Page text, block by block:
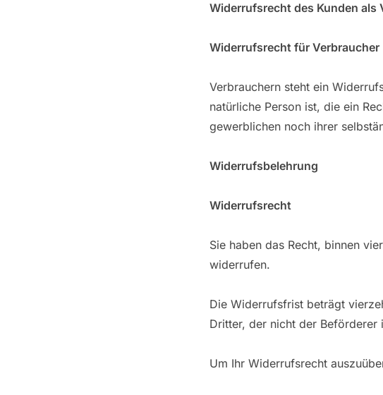
Widerrufsrecht des Kunden als
Widerrufsrecht für Verbraucher
Verbrauchern steht ein
natürliche Person ist, die ein
gewerblichen noch ihrer
Widerrufsbelehrung
Widerrufsrecht
Sie haben das Recht, binnen
widerrufen.
Die Widerrufsfrist beträgt
Dritter, der nicht der Beförderer
Um Ihr Widerrufsrecht